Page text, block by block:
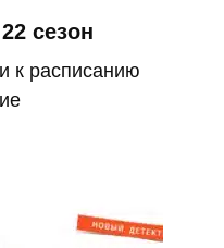
сезон
к расписанию